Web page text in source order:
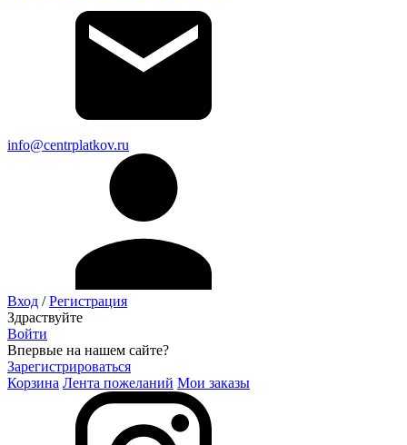
info@centrplatkov.ru
Вход /Регистрация
Здраствуйте
Войти
Впервые на нашем сайте?
Зарегистрироваться
Корзина Лента пожеланий Мои заказы